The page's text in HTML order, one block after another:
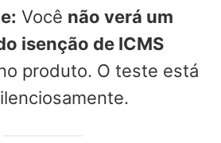
Você não verá um
isenção de ICMS
produto. O teste está